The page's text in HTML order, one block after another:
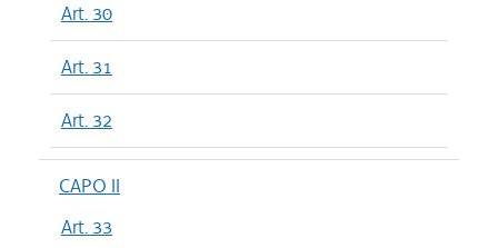
Art. 30
Art. 31
Art. 32
CAPO II
Art. 33